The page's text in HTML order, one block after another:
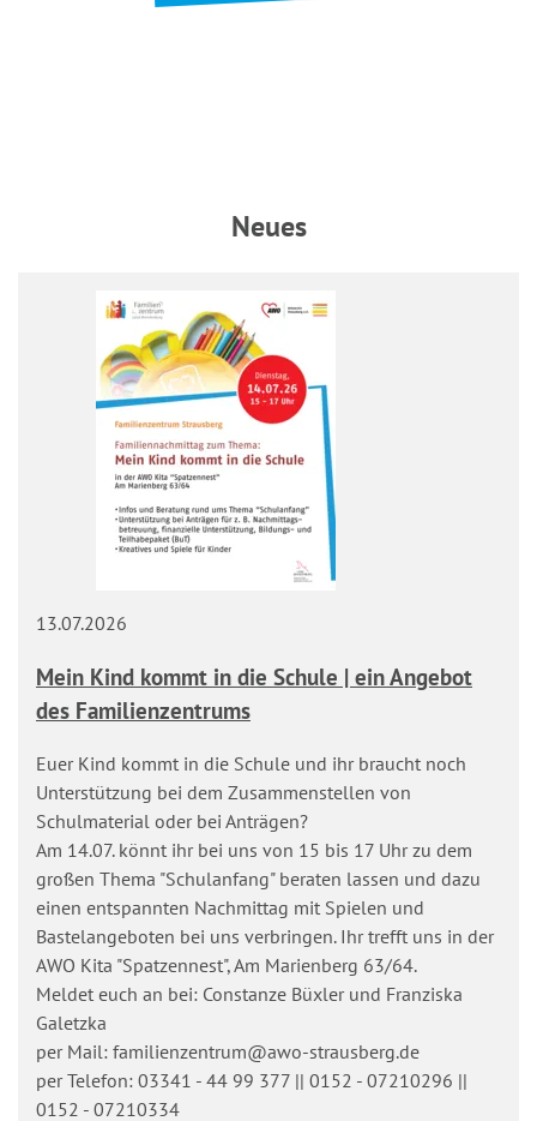
Neues
13.07.2026
Mein Kind kommt in die Schule | ein Angebot
des Familienzentrums
Euer Kind kommt in die Schule und ihr braucht noch
Unterstützung bei dem Zusammenstellen von
Schulmaterial oder bei Anträgen?
Am 14.07. könnt ihr bei uns von 15 bis 17 Uhr zu dem
großen Thema "Schulanfang" beraten lassen und dazu
einen entspannten Nachmittag mit Spielen und
Bastelangeboten bei uns verbringen. Ihr trefft uns in der
AWO Kita "Spatzennest", Am Marienberg 63/64.
Meldet euch an bei: Constanze Büxler und Franziska
Galetzka
per Mail: familienzentrum@awo-strausberg.de
per Telefon: 03341 - 44 99 377 || 0152 - 07210296 ||
0152 - 07210334